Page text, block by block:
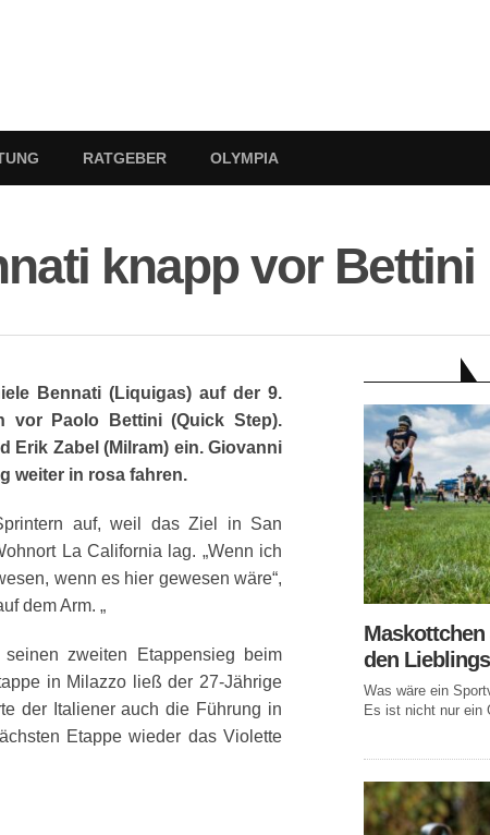
RATGEBER OLYMPIA
knapp vor Bettini
Bennati (Liquigas) auf der 9.
vor Paolo Bettini (Quick Step).
Erik Zabel (Milram) ein. Giovanni
weiter in rosa fahren.
auf, weil das Ziel in San
La California lag. „Wenn ich
wenn es hier gewesen wäre“,
dem Arm. „
zweiten Etappensieg beim
in Milazzo ließ der 27-Jährige
der Italiener auch die Führung in
Etappe wieder das Violette
den
Was wäre ein
Es ist nicht nur ein